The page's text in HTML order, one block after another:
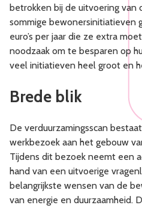
betrokken bij de uitvoering van
sommige bewonersinitiatieven
euro’s per jaar die ze extra
noodzaak om te besparen op
veel initiatieven heel groot en
Brede blik
De verduurzamingsscan
werkbezoek aan het gebouw
Tijdens dit bezoek neemt een
hand van een uitvoerige
belangrijkste wensen van de
van energie en duurzaamheid.